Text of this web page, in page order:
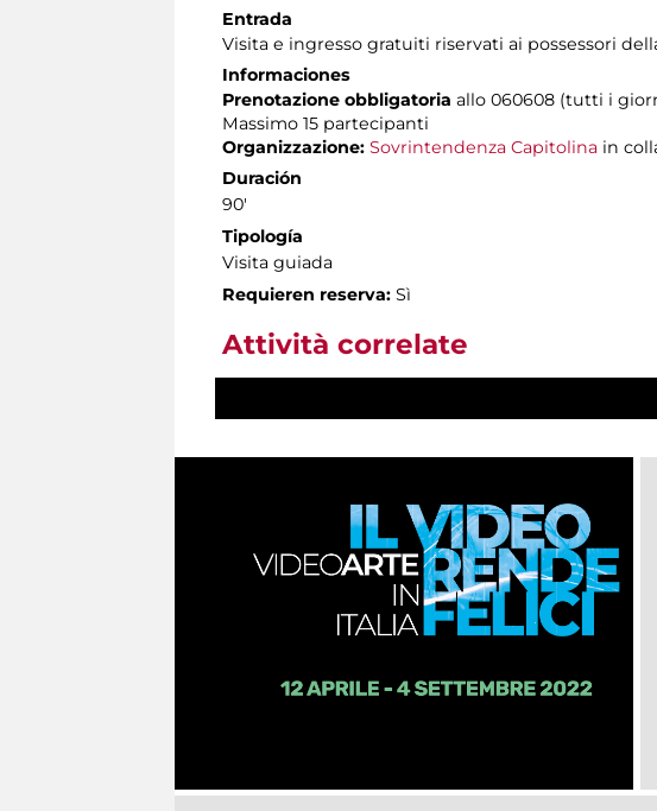
Entrada
Visita e ingresso gratuiti riservati ai possessori
Informaciones
Prenotazione obbligatoria allo 060608 (tutti i
Massimo 15 partecipanti
Organizzazione: Sovrintendenza Capitolina in
Duración
90'
Tipología
Visita guiada
Requieren reserva: Sì
Attività correlate